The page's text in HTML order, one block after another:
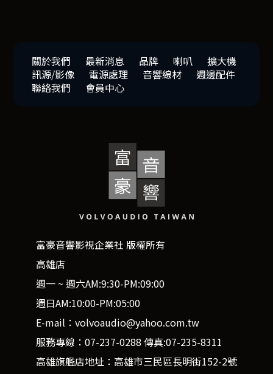
關於我們 最新消息 品牌 喇叭
擴大機
訊源/影像
電源處理 音響線材
週邊配件
聯絡我們
會員中心
富豪音響影視企業社 版權所有
高雄店
週一 ~ 週六AM:9:30-PM:09:00
週日AM:10:00-PM:05:00
E-mail：volvoaudio@yahoo.com.tw
服務專線：07-237-0288 傳真:07-235-8311
高雄旗艦店地址：高雄市三民區長明街152-2號